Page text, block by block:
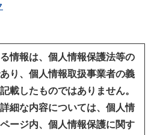
情報は、個人情報保護法等の
り、個人情報取扱事業者の義
載したものではありません。
細な内容については、個人情
ージ内、個人情報保護に関す